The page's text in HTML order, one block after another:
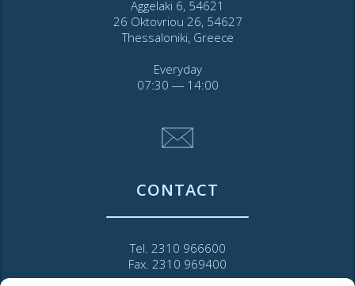
Aggelaki 6, 54621
26 Oktovriou 26, 54627
Thessaloniki, Greece
Everyday
07:30 ― 14:00
CONTACT
Tel. 2310 966600
Fax. 2310 969400